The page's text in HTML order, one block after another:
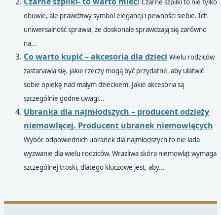
Czarne szpilki to nie tylko
obuwie, ale prawdziwy symbol elegancji i pewności siebie. Ich
uniwersalność sprawia, że doskonale sprawdzają się zarówno
na...
Co warto kupić – akcesoria dla dzieci Wielu rodziców
zastanawia się, jakie rzeczy mogą być przydatne, aby ułatwić
sobie opiekę nad małym dzieckiem. Jakie akcesoria są
szczególnie godne uwagi...
Ubranka dla najmłodszych – producent odzieży
niemowlęcej. Producent ubranek niemowlęcych
Wybór odpowiednich ubranek dla najmłodszych to nie lada
wyzwanie dla wielu rodziców. Wrażliwa skóra niemowląt wymaga
szczególnej troski, dlatego kluczowe jest, aby...